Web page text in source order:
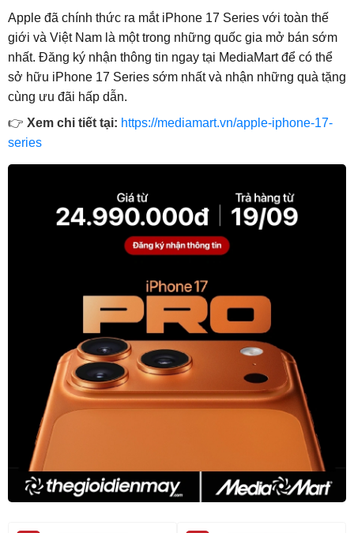
Apple đã chính thức ra mắt iPhone 17 Series với toàn thế
giới và Việt Nam là một trong những quốc gia mở bán sớm
nhất. Đăng ký nhận thông tin ngay tại MediaMart để có thể
sở hữu iPhone 17 Series sớm nhất và nhận những quà tặng
cùng ưu đãi hấp dẫn.
👉 Xem chi tiết tại: https://mediamart.vn/apple-iphone-17-
series